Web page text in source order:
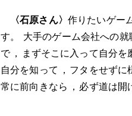
〈石原さん〉 作りたいゲー
す。
大手のゲーム会社への
で ， まずそこに入って自分を
自分を知って ， フタをせずに
常に前向きなら ， 必ず道は開